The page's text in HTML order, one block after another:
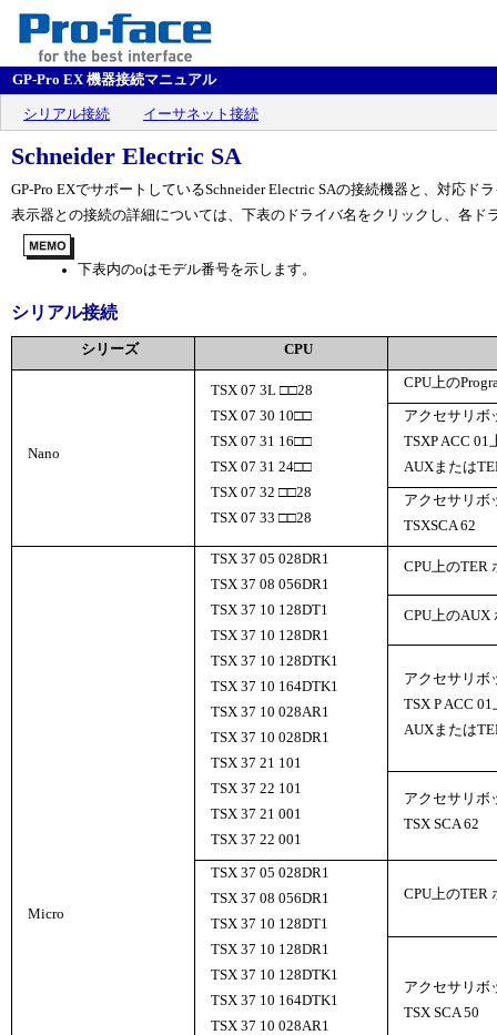
GP-Pro EX 機器接続マニュアル
シリアル接続 イーサネット接続
Schneider Electric SA
GP-Pro EXでサポートしているSchneider Electric SAの接続機器と、対応ド
表示器との接続の詳細については、下表のドライバ名をクリックし、各ド
下表内のoはモデル番号を示します。
シリアル接続
シリーズ CPU
Nano
TSX 07 3L □□28
TSX 07 30 10□□
TSX 07 31 16□□
TSX 07 31 24□□
TSX 07 32 □□28
TSX 07 33 □□28
CPU上の
アクセサリボ
TSXP ACC 01
AUXまたは
アクセサリボ
TSXSCA 62
Micro
TSX 37 05 028DR1
TSX 37 08 056DR1
TSX 37 10 128DT1
TSX 37 10 128DR1
TSX 37 10 128DTK1
TSX 37 10 164DTK1
TSX 37 10 028AR1
TSX 37 10 028DR1
TSX 37 21 101
TSX 37 22 101
TSX 37 21 001
TSX 37 22 001
CPU上のTER
CPU上のAUX
アクセサリボ
TSX P ACC 01
AUXまたは
アクセサリボ
TSX SCA 62
TSX 37 05 028DR1
TSX 37 08 056DR1
TSX 37 10 128DT1
TSX 37 10 128DR1
TSX 37 10 128DTK1
TSX 37 10 164DTK1
TSX 37 10 028AR1
CPU上のTER
アクセサリボ
TSX SCA 50